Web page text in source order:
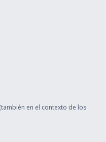
en el contexto de los